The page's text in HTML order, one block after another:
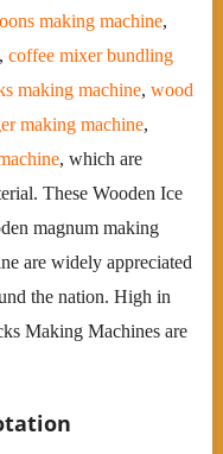
making machine,
coffee mixer bundling
making machine, wood
making machine,
, which are
These Wooden Ice
magnum making
are widely appreciated
the nation. High in
Making Machines are